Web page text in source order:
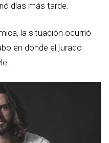
días más tarde.
la situación ocurrió
en donde el jurado